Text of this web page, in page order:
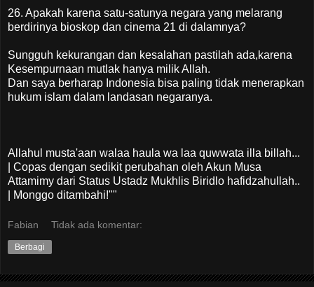
26. Apakah karena satu-satunya negara yang melarang
berdirinya bioskop dan cinema 21 di dalamnya?
Sungguh kekurangan dan kesalahan pastilah ada,karena
Kesempurnaan mutlak hanya milik Allah.
Dan saya berharap Indonesia bisa paling tidak menerapkan
hukum islam dalam landasan negaranya.
Allahul musta'aan walaa haula wa laa quwwata illa billah...
| Copas dengan sedikit perubahan oleh Akun Musa
Attamimy dari Status Ustadz Mukhlis Biridlo hafidzahullah..
| Monggo ditambahi!""
Fabian Tidak ada komentar:
Berbagi